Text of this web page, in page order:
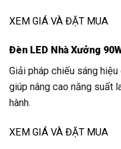
XEM GIÁ VÀ ĐẶT MUA
Đèn LED Nhà Xưởng
Giải pháp chiếu sáng
giúp nâng cao năng suất
hành.
XEM GIÁ VÀ ĐẶT MUA